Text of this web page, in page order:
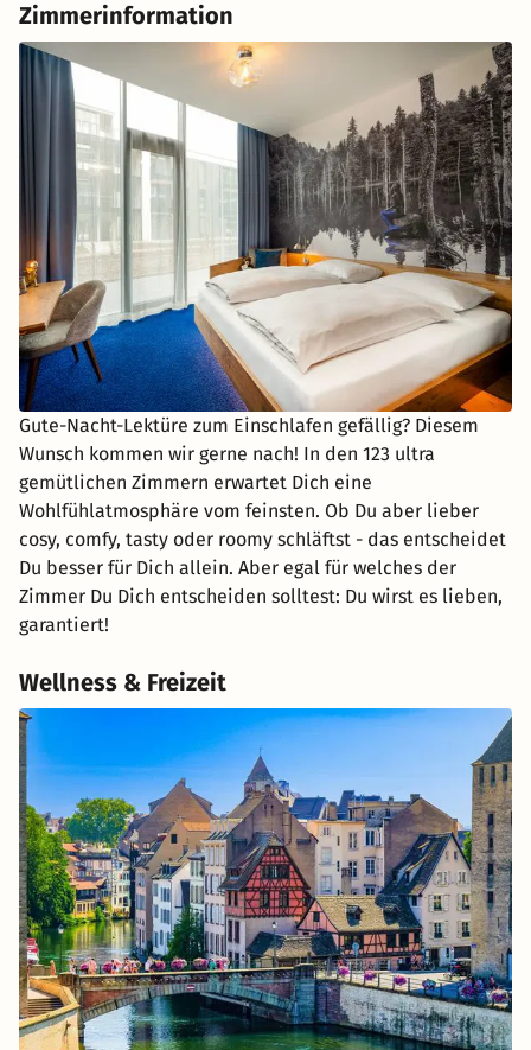
Zimmerinformation
Gute-Nacht-Lektüre zum Einschlafen gefällig? Diesem
Wunsch kommen wir gerne nach! In den 123 ultra
gemütlichen Zimmern erwartet Dich eine
Wohlfühlatmosphäre vom feinsten. Ob Du aber lieber
cosy, comfy, tasty oder roomy schläftst - das entscheidet
Du besser für Dich allein. Aber egal für welches der
Zimmer Du Dich entscheiden solltest: Du wirst es lieben,
garantiert!
Wellness & Freizeit